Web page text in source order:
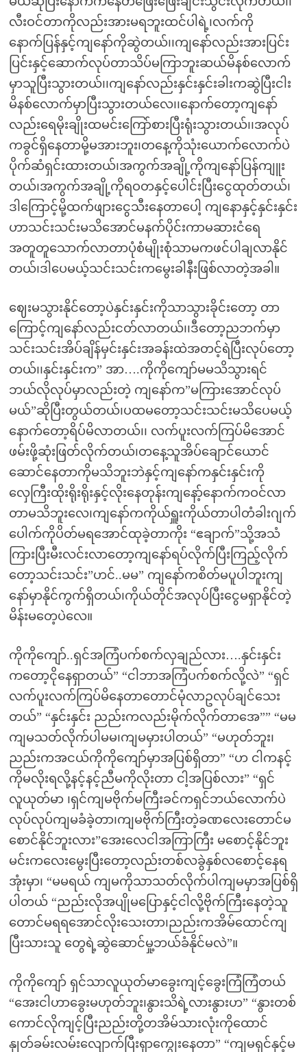
လီးဝင်တာကိုလည်းအားမရဘူးထင်ပါရဲ့၊လက်ကို
နောက်ပြန်နှင့်ကျနော်ကိုဆွဲတယ်၊၊ကျနော်လည်းအားပြင်း
ပြင်းနှင့်ဆောက်လုပ်တာသိပ်မကြာဘူးဆယ်မိနစ်လောက်
မှာသူပြီးသွားတယ်၊၊ကျနော်လည်းနှင်းနှင်းခါးကဆွဲပြီးငါး
မိနစ်လောက်မှာပြီးသွားတယ်လေ၊၊နောက်တော့ကျနော်
လည်းရေမိုးချိုးထမင်းကြော်စားပြီးရုံးသွားတယ်၊၊အလုပ်
ကခွင်ရှိနေတာမို့မအားဘူး၊တနေ့ကိုသုံးယောက်လောက်ပဲ
ပိုက်ဆံရှင်းထားတယ်၊အကွက်အချို့ကိုကျနော်ပြန်ကျူး
တယ်၊အကွက်အချို့ကိုရဝတနှင့်ပေါင်းပြီးငွေထုတ်တယ်၊
ဒါကြောင့်မို့ထက်ဖျားငွေသီးနေတာပေါ့ ကျနောနှင့်နှင်းနှင်း
ဟာသင်းသင်းမသိအောင်မနက်ပိုင်းကာမဆားငံရေ
အတူတူသောက်လာတာပုံစံမျိုးစုံသာမကဖင်ပါချလာနိုင်
တယ်၊ဒါပေမယ့်သင်းသင်းကမွေးခါနီးဖြစ်လာတဲ့အခါ။
ဈေးမသွားနိုင်တော့ပဲနှင်းနှင်းကိုသာသွားခိုင်းတော့ တာ
ကြောင့်ကျနော်လည်းငတ်လာတယ်၊၊ဒီတော့ညဘက်မှာ
သင်းသင်းအိပ်ချိန်မှင်းနှင်းအခန်းထဲအတင့်ရဲပြီးလုပ်တော့
တယ်၊၊နှင်းနှင်းက” အာ….ကိုကိုကျော်မမသိသွားရင်
ဘယ်လိုလုပ်မှာလည်းတဲ့ ကျနော်က”မကြားအောင်လုပ်
မယ်”ဆိုပြီးတွယ်တယ်၊ပထမတော့သင်းသင်းမသိပေမယ့်
နောက်တော့ရိပ်မိလာတယ်၊၊ လက်ပူးလက်ကြပ်မိအောင်
ဖမ်းဖို့ဆုံးဖြတ်လိုက်တယ်၊တနေ့သူအိပ်ချောင်ယောင်
ဆောင်နေတာကိုမသိဘူးဘဲနှင့်ကျနော်ကနှင်းနှင်းကို
လှေကြီးထိုးရိုးရိုးနှင့်လိုးနေတုန်းကျနော့်နောက်ကဝင်လာ
တာမသိဘူးလေ၊ကျနော်ကကိုယ်ရှူးကိုယ်တာပါတံခါးဂျက်
ပေါက်ကိုပိတ်မရအောင်ထုခဲ့တာကိုး “ဧချာက်”သို့အသံ
ကြားပြီးမီးလင်းလာတော့ကျနော်ရပ်လိုက်ပြီးကြည့်လိုက်
တော့သင်းသင်း”ဟင်..မမ” ကျနော်ကစိတ်မပူပါဘူးကျ
နော်မှာနိုင်ကွက်ရှိတယ်၊ကိုယ်တိုင်အလုပ်ပြီးငွေမရှာနိုင်တဲ့
မိန်းမတေ့ပဲလေ။
ကိုကိုကျော်..ရှင်အကြံပက်စက်လှချည်လား….နှင်းနှင်း
ကတော့ငိုနေရှာတယ်” “ငါဘာအကြံပက်စက်လို့လဲ” “ရှင်
လက်ပူးလက်ကြပ်မိနေတာတောင်မုံလာဥလုပ်ချင်သေး
တယ်” “နှင်းနှင်း ညည်းကလည်းမိုက်လိုက်တာအေ”” “မမ
ကျမသတ်လိုက်ပါမမ၊ကျမမှားပါတယ်” “မဟုတ်ဘူး၊
ညည်းကအငယ်ကိုကိုကျော်မှာအပြစ်ရှိတာ” “ဟ ငါကနင့်
ကိုမလိုးရလို့နင့်နင့်ညီမကိုလိုးတာ ငါ့အပြစ်လား” “ရှင်
လူယုတ်မာ ၊ရှင်ကျမဗိုက်မကြီးခင်ကရှင်ဘယ်လောက်ပဲ
လုပ်လုပ်ကျမခံခဲ့တာ၊ကျမဗိုက်ကြီးတဲ့ခဏလေးတောင်မ
စောင်နိုင်ဘူးလား”အေးလေငါအကြာကြီး မစောင့်နိုင်ဘူး
မင်းကလေးမွေးပြီးတော့လည်းတစ်လခွဲနှစ်လစောင့်နေရ
အုံးမှာ၊ “မမရယ် ကျမကိုသာသတ်လိုက်ပါကျမမှာအပြစ်ရှိ
ပါတယ် “ညည်းလိုအပျိုမပြောနှင့်ငါလို့ဗိုက်ကြီးနေတဲ့သူ
တောင်မရရအောင်လိုးသေးတာ၊ညည်းကအိမ်ထောင်ကျ
ပြီးသားသူ တွေရဲ့ဆွဲဆောင်မှု့ဘယ်ခံနိုင်မလဲ”။
ကိုကိုကျော် ရှင်သာလူယုတ်မာခွေးကျင့်ခွေးကြံကြံတယ်
“အေးငါဟာခွေးမဟုတ်ဘူး၊နွားသိရဲ့လားနွားဟ” “နွားတစ်
ကောင်လိုကျင့်ပြီးညည်းတို့တအိမ်သားလုံးကိုထောင်
နှုတ်ခမ်းလမ်းလျောက်ပြီးရှာကျွေးနေတာ” “ကျမရှင်နှင့်မ